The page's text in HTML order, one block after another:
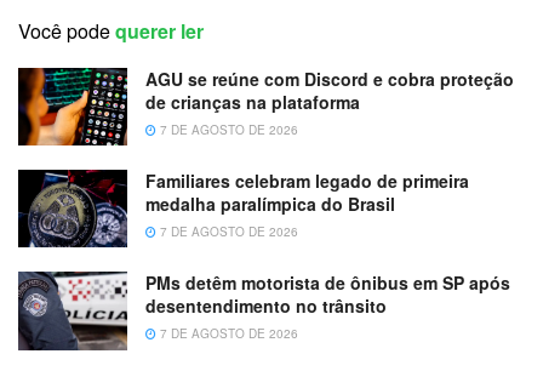
Você podequerer ler
AGU se reúne com Discord e cobra proteção
de crianças na plataforma
7 DE AGOSTO DE 2026
Familiares celebram legado de primeira
medalha paralímpica do Brasil
7 DE AGOSTO DE 2026
PMs detêm motorista de ônibus em SP após
desentendimento no trânsito
7 DE AGOSTO DE 2026